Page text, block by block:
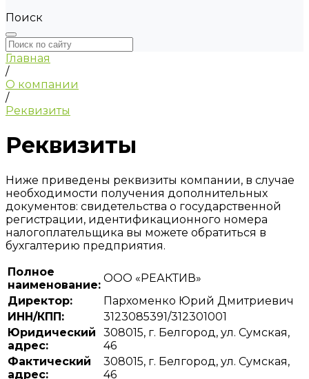
Поиск
Главная
/
О компании
/
Реквизиты
Реквизиты
Ниже приведены реквизиты компании, в случае
необходимости получения дополнительных
документов: свидетельства о государственной
регистрации, идентификационного номера
налогоплательщика вы можете обратиться в
бухгалтерию предприятия.
Полное
наименование:
ООО «РЕАКТИВ»
Директор:
Пархоменко Юрий Дмитриевич
ИНН/КПП:
3123085391/312301001
Юридический
адрес:
308015, г. Белгород, ул. Сумская,
46
Фактический
адрес:
308015, г. Белгород, ул. Сумская,
46